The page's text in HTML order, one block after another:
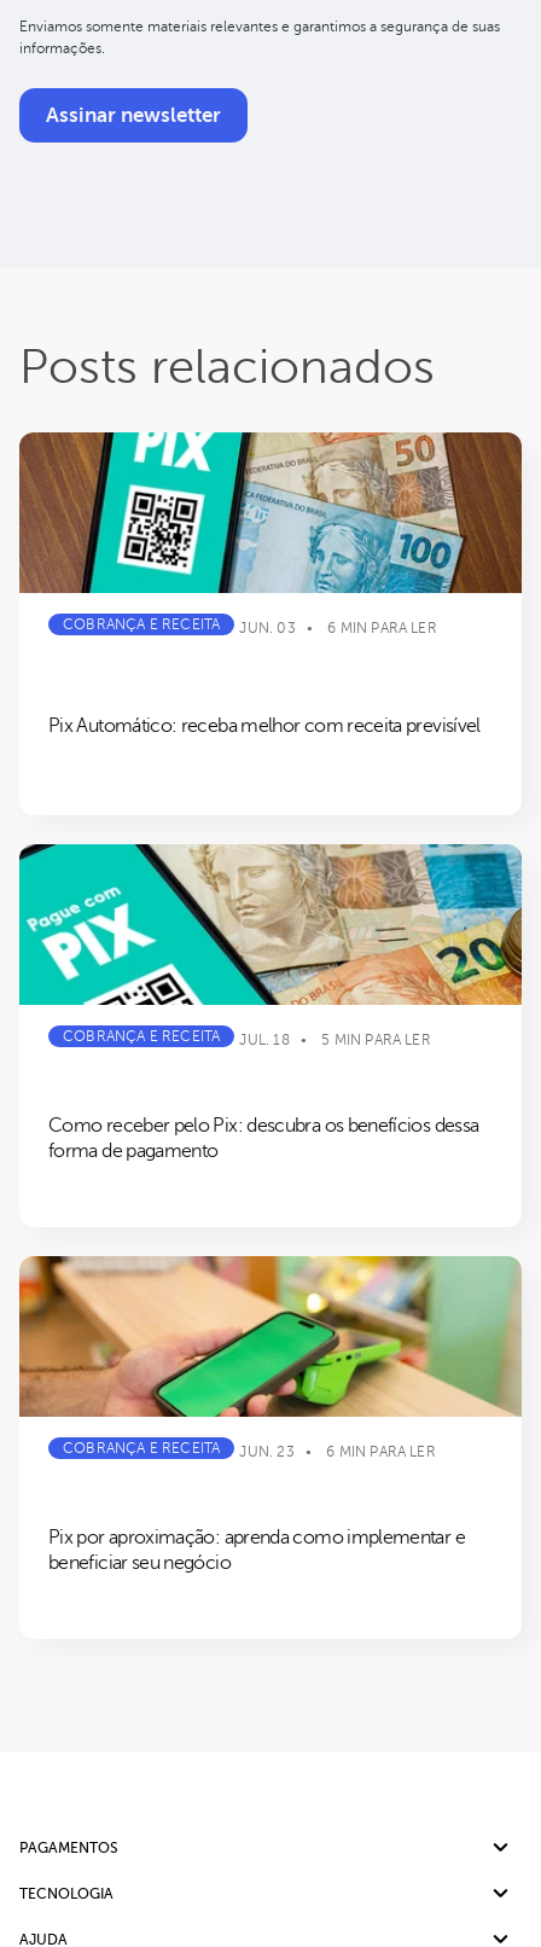
Enviamos somente materiais relevantes e garantimos a segurança de suas
informações.
Posts relacionados
COBRANÇA E RECEITA JUN. 03 6 MIN PARA LER
Pix Automático: receba melhor com receita previsível
COBRANÇA E RECEITA JUL. 18 5 MIN PARA LER
Como receber pelo Pix: descubra os benefícios dessa
forma de pagamento
COBRANÇA E RECEITA JUN. 23 6 MIN PARA LER
Pix por aproximação: aprenda como implementar e
beneficiar seu negócio
PAGAMENTOS
Pix
TECNOLOGIA
Split de Pagamento
AJUDA